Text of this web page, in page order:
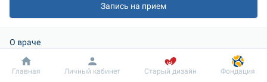
Запись на прием
О враче
Образование:
Добробут Информация Пациенту
Главная Личный кабинет Старый дизайн Фондация